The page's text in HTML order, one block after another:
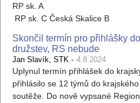
RP sk. A
RP sk. C Česká Skalice
Skončil termín pro přihlášky
družstev, RS nebude
Jan Slavík, STK - 4.8.2024
Uplynul termín přihlášek do
přihlásilo se 12 týmů do
soutěže. Do nově vypsané